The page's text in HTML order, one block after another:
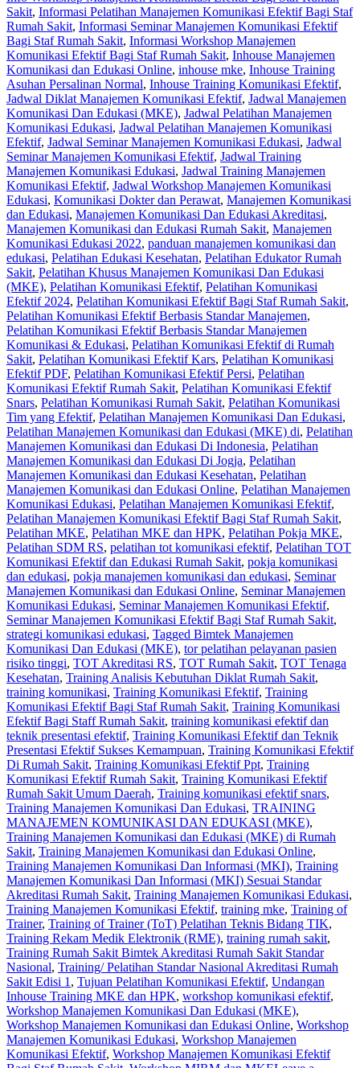
Sakit, Informasi Pelatihan Manajemen Komunikasi Efektif Bagi Staf
Rumah Sakit, Informasi Seminar Manajemen Komunikasi Efektif
Bagi Staf Rumah Sakit, Informasi Workshop Manajemen
Komunikasi Efektif Bagi Staf Rumah Sakit, Inhouse Manajemen
Komunikasi dan Edukasi Online, inhouse mke, Inhouse Training
Asuhan Persalinan Normal, Inhouse Training Komunikasi Efektif,
Jadwal Diklat Manajemen Komunikasi Efektif, Jadwal Manajemen
Komunikasi Dan Edukasi (MKE), Jadwal Pelatihan Manajemen
Komunikasi Edukasi, Jadwal Pelatihan Manajemen Komunikasi
Efektif, Jadwal Seminar Manajemen Komunikasi Edukasi, Jadwal
Seminar Manajemen Komunikasi Efektif, Jadwal Training
Manajemen Komunikasi Edukasi, Jadwal Training Manajemen
Komunikasi Efektif, Jadwal Workshop Manajemen Komunikasi
Edukasi, Komunikasi Dokter dan Perawat, Manajemen Komunikasi
dan Edukasi, Manajemen Komunikasi Dan Edukasi Akreditasi,
Manajemen Komunikasi dan Edukasi Rumah Sakit, Manajemen
Komunikasi Edukasi 2022, panduan manajemen komunikasi dan
edukasi, Pelatihan Edukasi Kesehatan, Pelatihan Edukator Rumah
Sakit, Pelatihan Khusus Manajemen Komunikasi Dan Edukasi
(MKE), Pelatihan Komunikasi Efektif, Pelatihan Komunikasi
Efektif 2024, Pelatihan Komunikasi Efektif Bagi Staf Rumah Sakit,
Pelatihan Komunikasi Efektif Berbasis Standar Manajemen,
Pelatihan Komunikasi Efektif Berbasis Standar Manajemen
Komunikasi & Edukasi, Pelatihan Komunikasi Efektif di Rumah
Sakit, Pelatihan Komunikasi Efektif Kars, Pelatihan Komunikasi
Efektif PDF, Pelatihan Komunikasi Efektif Persi, Pelatihan
Komunikasi Efektif Rumah Sakit, Pelatihan Komunikasi Efektif
Snars, Pelatihan Komunikasi Rumah Sakit, Pelatihan Komunikasi
Tim yang Efektif, Pelatihan Manajemen Komunikasi Dan Edukasi,
Pelatihan Manajemen Komunikasi dan Edukasi (MKE) di, Pelatihan
Manajemen Komunikasi dan Edukasi Di Indonesia, Pelatihan
Manajemen Komunikasi dan Edukasi Di Jogja, Pelatihan
Manajemen Komunikasi dan Edukasi Kesehatan, Pelatihan
Manajemen Komunikasi dan Edukasi Online, Pelatihan Manajemen
Komunikasi Edukasi, Pelatihan Manajemen Komunikasi Efektif,
Pelatihan Manajemen Komunikasi Efektif Bagi Staf Rumah Sakit,
Pelatihan MKE, Pelatihan MKE dan HPK, Pelatihan Pokja MKE,
Pelatihan SDM RS, pelatihan tot komunikasi efektif, Pelatihan TOT
Komunikasi Efektif dan Edukasi Rumah Sakit, pokja komunikasi
dan edukasi, pokja manajemen komunikasi dan edukasi, Seminar
Manajemen Komunikasi dan Edukasi Online, Seminar Manajemen
Komunikasi Edukasi, Seminar Manajemen Komunikasi Efektif,
Seminar Manajemen Komunikasi Efektif Bagi Staf Rumah Sakit,
strategi komunikasi edukasi, Tagged Bimtek Manajemen
Komunikasi Dan Edukasi (MKE), tor pelatihan pelayanan pasien
risiko tinggi, TOT Akreditasi RS, TOT Rumah Sakit, TOT Tenaga
Kesehatan, Training Analisis Kebutuhan Diklat Rumah Sakit,
training komunikasi, Training Komunikasi Efektif, Training
Komunikasi Efektif Bagi Staf Rumah Sakit, Training Komunikasi
Efektif Bagi Staff Rumah Sakit, training komunikasi efektif dan
teknik presentasi efektif, Training Komunikasi Efektif dan Teknik
Presentasi Efektif Sukses Kemampuan, Training Komunikasi Efektif
Di Rumah Sakit, Training Komunikasi Efektif Ppt, Training
Komunikasi Efektif Rumah Sakit, Training Komunikasi Efektif
Rumah Sakit Umum Daerah, Training komunikasi efektif snars,
Training Manajemen Komunikasi Dan Edukasi, TRAINING
MANAJEMEN KOMUNIKASI DAN EDUKASI (MKE),
Training Manajemen Komunikasi dan Edukasi (MKE) di Rumah
Sakit, Training Manajemen Komunikasi dan Edukasi Online,
Training Manajemen Komunikasi Dan Informasi (MKI), Training
Manajemen Komunikasi Dan Informasi (MKI) Sesuai Standar
Akreditasi Rumah Sakit, Training Manajemen Komunikasi Edukasi,
Training Manajemen Komunikasi Efektif, training mke, Training of
Trainer, Training of Trainer (ToT) Pelatihan Teknis Bidang TIK,
Training Rekam Medik Elektronik (RME), training rumah sakit,
Training Rumah Sakit Bimtek Akreditasi Rumah Sakit Standar
Nasional, Training/ Pelatihan Standar Nasional Akreditasi Rumah
Sakit Edisi 1 , Tujuan Pelatihan Komunikasi Efektif, Undangan
Inhouse Training MKE dan HPK, workshop komunikasi efektif,
Workshop Manajemen Komunikasi Dan Edukasi (MKE),
Workshop Manajemen Komunikasi dan Edukasi Online, Workshop
Manajemen Komunikasi Edukasi, Workshop Manajemen
Komunikasi Efektif, Workshop Manajemen Komunikasi Efektif